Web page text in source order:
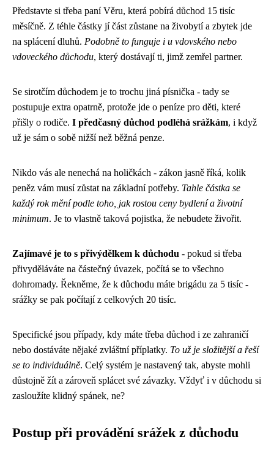
Představte si třeba paní Věru, která pobírá důchod 15 tisíc
měsíčně. Z téhle částky jí část zůstane na živobytí a zbytek jde
na splácení dluhů. Podobně to funguje i u vdovského nebo
vdoveckého důchodu, který dostávají ti, jimž zemřel partner.
Se sirotčím důchodem je to trochu jiná písnička - tady se
postupuje extra opatrně, protože jde o peníze pro děti, které
přišly o rodiče. I předčasný důchod podléhá srážkám, i když
už je sám o sobě nižší než běžná penze.
Nikdo vás ale nenechá na holičkách - zákon jasně říká, kolik
peněz vám musí zůstat na základní potřeby. Tahle částka se
každý rok mění podle toho, jak rostou ceny bydlení a životní
minimum. Je to vlastně taková pojistka, že nebudete živořit.
Zajímavé je to s přivýdělkem k důchodu - pokud si třeba
přivyděláváte na částečný úvazek, počítá se to všechno
dohromady. Řekněme, že k důchodu máte brigádu za 5 tisíc -
srážky se pak počítají z celkových 20 tisíc.
Specifické jsou případy, kdy máte třeba důchod i ze zahraničí
nebo dostáváte nějaké zvláštní příplatky. To už je složitější a řeší
se to individuálně. Celý systém je nastavený tak, abyste mohli
důstojně žít a zároveň splácet své závazky. Vždyť i v důchodu si
zasloužíte klidný spánek, ne?
Postup při provádění srážek z důchodu